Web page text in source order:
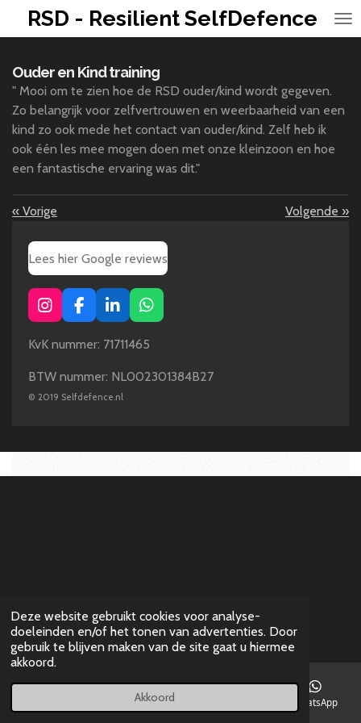
Deze website gebruikt cookies voor analyse-
doeleinden en/of het tonen van advertenties. Door
gebruik te blijven maken van de site gaat u hiermee
akkoord.
Akkoord
direct
de
hoofdinhoud
RSD - Resilient SelfDefence
Ouder en Kind training
" Mooi om te zien hoe de RSD ouder/kind wordt gegeven.
Zo belangrijk voor zelfvertrouwen en weerbaarheid van een
kind zo ook mede het contact van ouder/kind. Zelf heb ik
ook één les mee mogen doen met onze kleinzoon en hoe
een fantastische ervaring was dit."
« Vorige Volgende »
Lees hier Google reviews
I
n
s
a
r
F
a
c
b
o
L
i
n
e
I
W
h
a
s
KvK nummer: 71711465
BTW nummer: NL002301384B27
© 2019 Selfdefence.nl
Telefoonnummer WhatsApp